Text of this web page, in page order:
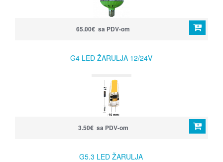
65.00€ sa PDV-om
G4 LED ŽARULJA 12/24V
3.50€ sa PDV-om
G5.3 LED ŽARULJA